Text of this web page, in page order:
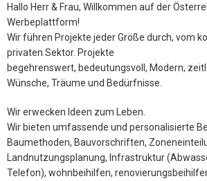
Hallo Herr & Frau, Willkommen auf der
Werbeplattform!
Wir führen Projekte jeder Größe durch, vom
privaten Sektor. Projekte
begehrenswert, bedeutungsvoll, Modern,
Wünsche, Träume und Bedürfnisse.
Wir erwecken Ideen zum Leben.
Wir bieten umfassende und personalisierte
Baumethoden, Bauvorschriften,
Landnutzungsplanung, Infrastruktur
Telefon), wohnbeihilfen,